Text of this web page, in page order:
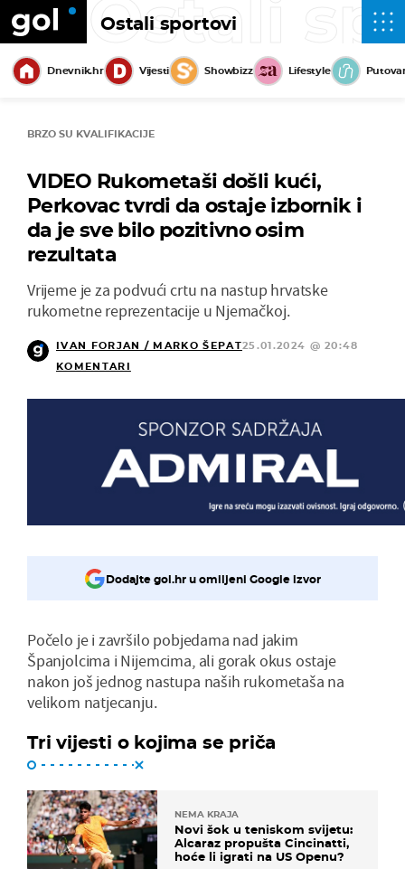
Ostali sportovi
Ostali
Dnevnik.hr Vijesti Showbizz Lifestyle
BRZO SU KVALIFIKACIJE
VIDEO Rukometaši došli kući,
Perkovac tvrdi da ostaje izbornik i
da je sve bilo pozitivno osim
rezultata
Vrijeme je za podvući crtu na nastup hrvatske
rukometne reprezentacije u Njemačkoj.
IVAN FORJAN / MARKO ŠEPAT25.01.2024 @ 20:48
KOMENTARI
Dodajte gol.hr u omiljeni Google izvor
Počelo je i završilo pobjedama nad jakim
Španjolcima i Nijemcima, ali gorak okus ostaje
nakon još jednog nastupa naših rukometaša na
velikom natjecanju.
Tri vijesti o kojima se priča
NEMA KRAJA
Novi šok u teniskom svijetu:
Alcaraz propušta Cincinatti,
hoće li igrati na US Openu?